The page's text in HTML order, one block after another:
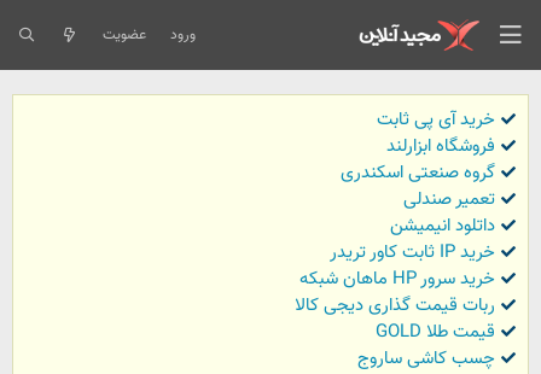
ورود عضویت
خرید آی پی ثابت
فروشگاه ابزارلند
گروه صنعتی اسکندری
تعمیر صندلی
داتلود انیمیشن
خرید IP ثابت کاور تریدر
خرید سرور HP ماهان شبکه
ربات قیمت گذاری دیجی کالا
قیمت طلا GOLD
چسب کاشی ساروج